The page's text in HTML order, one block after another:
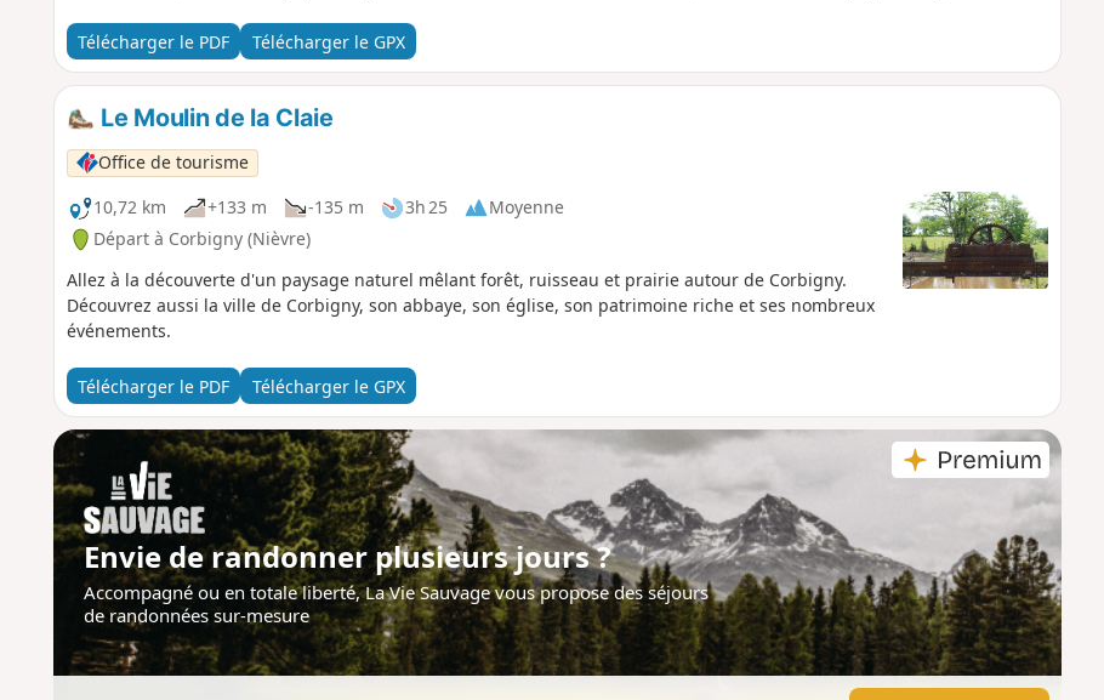
Télécharger le PDF Télécharger le GPX
Le Moulin de la Claie
Office de tourisme
10,72 km
+133 m -135 m 3h 25
Moyenne
Départ à Corbigny (Nièvre)
Allez à la découverte d'un paysage naturel mêlant forêt, ruisseau et prairie autour de Corbigny.
Découvrez aussi la ville de Corbigny, son abbaye, son église, son patrimoine riche et ses nombreux
événements.
Télécharger le PDF Télécharger le GPX
Envie de randonner plusieurs jours ?
Accompagné ou en totale liberté, La Vie Sauvage vous propose des séjours
de randonnées sur-mesure